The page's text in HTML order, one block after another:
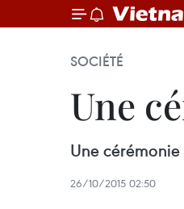
SOCIÉTÉ
Une
Une
26/10/2015 02:50